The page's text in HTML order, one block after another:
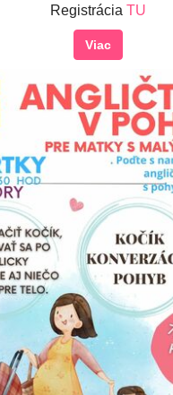
Registrácia TU
Viac